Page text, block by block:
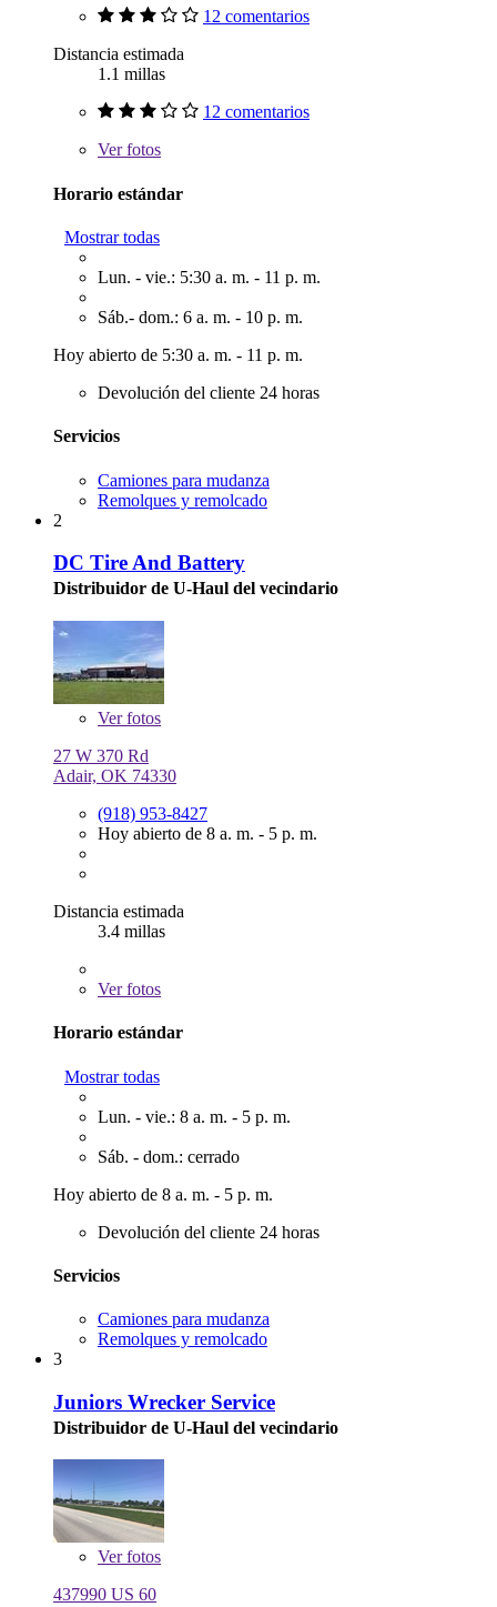
12 comentarios
Distancia estimada
1.1 millas
12 comentarios
Verfotos
Horario estándar
Mostrar todas
Lun. - vie.: 5:30 a. m. - 11 p. m.
Sáb.- dom.: 6 a. m. - 10 p. m.
Hoy abierto de 5:30 a. m. - 11 p. m.
Devolución del cliente 24 horas
Servicios
Camiones para mudanza
Remolques y remolcado
2
DC Tire And Battery
Distribuidor de U-Haul del vecindario
Verfotos
27 W 370 Rd
Adair, OK 74330
(918) 953-8427
Hoy abierto de 8 a. m. - 5 p. m.
Distancia estimada
3.4 millas
Verfotos
Horario estándar
Mostrar todas
Lun. - vie.: 8 a. m. - 5 p. m.
Sáb. - dom.: cerrado
Hoy abierto de 8 a. m. - 5 p. m.
Devolución del cliente 24 horas
Servicios
Camiones para mudanza
Remolques y remolcado
3
Juniors Wrecker Service
Distribuidor de U-Haul del vecindario
Verfotos
437990 US 60